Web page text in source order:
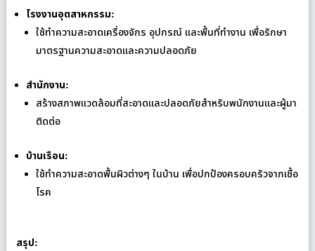
โรงงานอุตสาหกรรม:
ใช้ทำความสะอาดเครื่องจักร อุปกรณ์ และพื้นที่ทำงาน เพื่อรักษา
มาตรฐานความสะอาดและความปลอดภัย
สำนักงาน:
สร้างสภาพแวดล้อมที่สะอาดและปลอดภัยสำหรับพนักงานและผู้มา
ติดต่อ
บ้านเรือน:
ใช้ทำความสะอาดพื้นผิวต่างๆ ในบ้าน เพื่อปกป้องครอบครัวจากเชื้อ
โรค
สรุป: